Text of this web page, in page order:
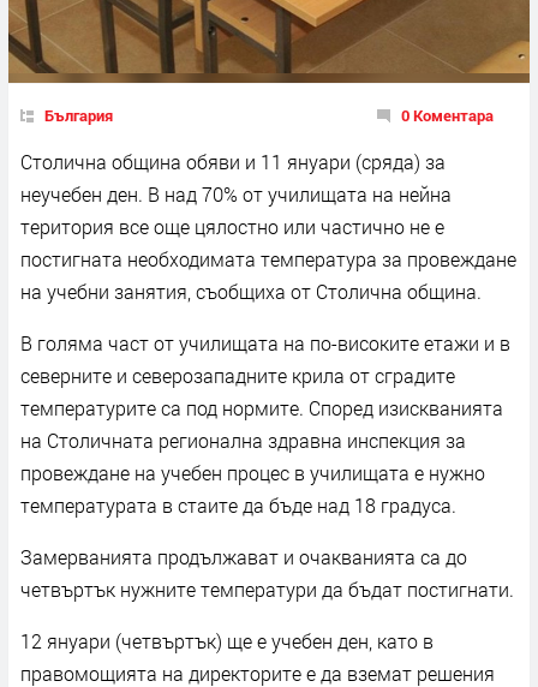
България 0 Коментара
Столична община обяви и 11 януари (сряда) за
неучебен ден. В над 70% от училищата на нейна
територия все още цялостно или частично не е
постигната необходимата температура за провеждане
на учебни занятия, съобщиха от Столична община.
В голяма част от училищата на по-високите етажи и в
северните и северозападните крила от сградите
температурите са под нормите. Според изискванията
на Столичната регионална здравна инспекция за
провеждане на учебен процес в училищата е нужно
температурата в стаите да бъде над 18 градуса.
Замерванията продължават и очакванията са до
четвъртък нужните температури да бъдат постигнати.
12 януари (четвъртък) ще е учебен ден, като в
правомощията на директорите е да вземат решения